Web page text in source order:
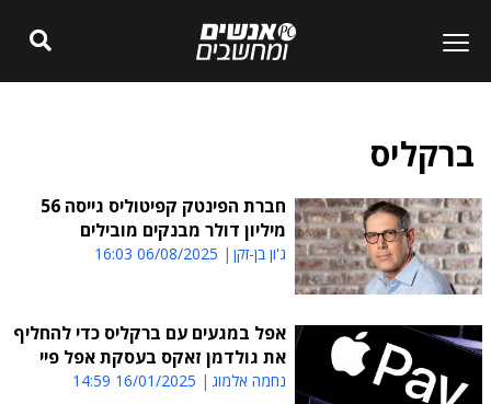
ברקליס
חברת הפינטק קפיטוליס גייסה 56
מיליון דולר מבנקים מובילים
ג'ון בן-זקן 06/08/2025 16:03
אפל במגעים עם ברקליס כדי להחליף
את גולדמן זאקס בעסקת אפל פיי
נחמה אלמוג 16/01/2025 14:59